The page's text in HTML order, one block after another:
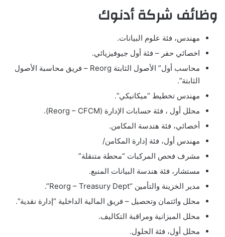
وظائف شركة أدنوك
مهندس، فئة علوم البيانات.
اخصائي حفر – فئة أول جيوفيزيائي.
محاسب أول” الأصول الثابتة Reorg – فريق محاسبة الأصول
الثابتة”.
مهندس تخطيط “ميكانيكي”.
محلل أول ، فئة حسابات الإدارة (Reorg – CFCM).
أخصائي، فئة هندسة المكامن.
مهندس أول، فئة إدارة المكامن/
مشرف فحص المركبات “محطة متنقلة”
مستشار، فئة هندسة البيانات المنبع.
مدير الخزينة والتأمين “Reorg – Treasury Dept”.
محلل وائتمان وتحصيل – فريق المالية الداخلية “إدارة نقدية”.
محلل الميزانية ومراقبة التكاليف.
محلل أول، فئة الحلول.